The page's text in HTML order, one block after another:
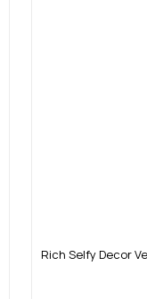
Rich Selfy Decor